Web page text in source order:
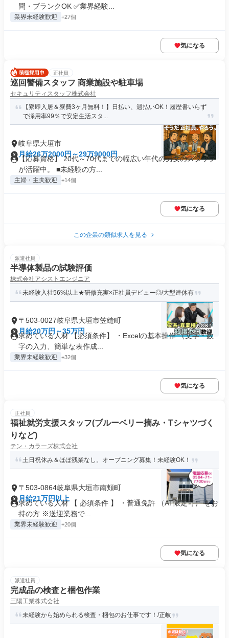
問・ブランクOK ✅業界経験...
業界未経験歓迎 +27個
気になる
正社員
巡回警備スタッフ 商業施設や駐車場
セキュリティスタッフ株式会社
【寮即入居＆寮費3ヶ月無料！】日払い、週払いOK！履歴書いらず
で採用率99％で安定生活スタ...
岐阜県大垣市
月給26万2000円～29万9000円
【応募資格】 20代～70代までの幅広い年代の男女のスタッフ
が活躍中。 ■未経験の方...
主婦・主夫歓迎 +14個
気になる
この企業の類似求人を見る
派遣社員
半導体製品の試験評価
株式会社アシストエンジニア
未経験入社56%以上★研修充実×正社員デビュー◎/大型連休有
〒503-0027岐阜県大垣市笠縫町
月給20万円～35万円
求めている人材 【必須条件】 ・Excelの基本操作 （文字・数
字の入力、簡単な表作成...
業界未経験歓迎 +32個
気になる
正社員
福祉就労支援スタッフ(ブルーベリー摘み・Tシャツづく
りなど)
テン・カラーズ株式会社
土日祝休み＆ほぼ残業なし。オープニング募集！未経験OK！
〒503-0864岐阜県大垣市南頬町
月給21万円以上
求めている人材 【 必須条件 】 ・普通免許 （AT限定可） をお
持の方 ※送迎業務で...
業界未経験歓迎 +20個
気になる
派遣社員
完成品の検査と梱包作業
三陽工業株式会社
未経験から始められる検査・梱包のお仕事です！/正岐